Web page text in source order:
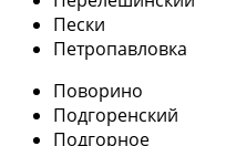
Пески
Петропавловка
Поворино
Подгоренский
Подгорное